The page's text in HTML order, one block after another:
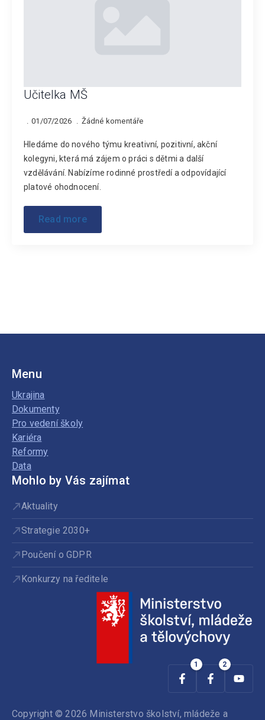
Učitelka MŠ
01/07/2026 Žádné komentáře
Hledáme do nového týmu kreativní, pozitivní, akční
kolegyni, která má zájem o práci s dětmi a další
vzdělávání. Nabízíme rodinné prostředí a odpovídající
platové ohodnocení.
Read more
Menu
Ukrajina
Dokumenty
Pro vedení školy
Kariéra
Reformy
Data
Mohlo by Vás zajímat
Aktuality
Strategie 2030+
Poučení o GDPR
Konkurzy na ředitele
Copyright © 2026 Ministerstvo školství, mládeže a